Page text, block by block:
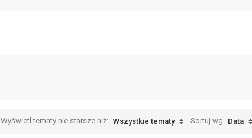
Wyświetl tematy nie starsze niż: Wszystkie tematy Sortuj wg Data